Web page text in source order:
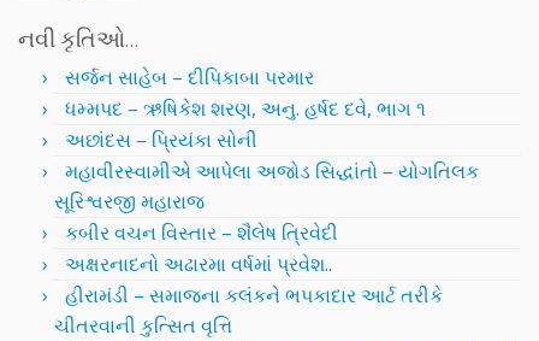
નવી કૃતિઓ…
સર્જન સાહેબ – દીપિકાબા પરમાર
ધમ્મપદ – ઋષિકેશ શરણ, અનુ. હર્ષદ દવે, ભાગ ૧
અછાંદસ – પ્રિયંકા સોની
મહાવીરસ્વામીએ આપેલા અજોડ સિદ્ધાંતો – યોગતિલક
સૂરિશ્વરજી મહારાજ
કબીર વચન વિસ્તાર – શૈલેષ ત્રિવેદી
અક્ષરનાદનો અઢારમા વર્ષમાં પ્રવેશ..
હીરામંડી – સમાજના કલંકને ભપકાદાર આર્ટ તરીકે
ચીતરવાની કુત્સિત વૃત્તિ